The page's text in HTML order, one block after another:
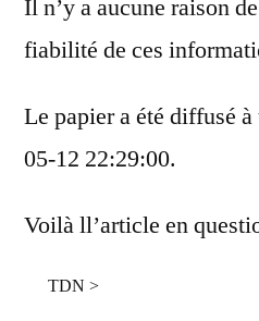
Il n’y a aucune raison
fiabilité de ces
Le papier a été diffusé
05-12 22:29:00.
Voilà ll’article en
TDN >